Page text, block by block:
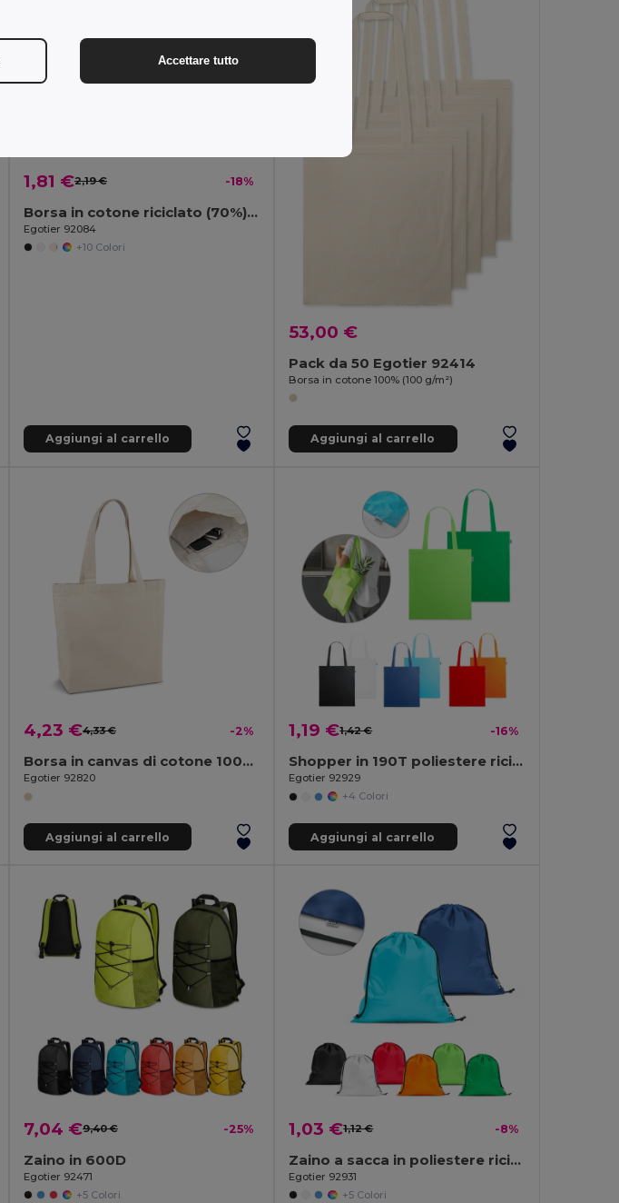
1,81 €2,19 € -18%
Borsa in cotone riciclato (70%) e poliestere (30% rPET) (180 g/m²)
Egotier 92084
+10 Colori
Aggiungi al carrello
53,00 €
Pack da 50 Egotier 92414
Borsa in cotone 100% (100 g/m²)
Aggiungi al carrello
4,23 €4,33 € -2%
Borsa in canvas di cotone 100% (280 g/m²)
Egotier 92820
Aggiungi al carrello
1,19 €1,42 € -16%
Shopper in 190T poliestere riciclato (100% rPET)
Egotier 92929
+4 Colori
Aggiungi al carrello
7,04 €9,40 € -25%
Zaino in 600D
Egotier 92471
+5 Colori
1,03 €1,12 € -8%
Zaino a sacca in poliestere riciclato (100% rPET) 190T
Egotier 92931
+5 Colori
Accettare tutto